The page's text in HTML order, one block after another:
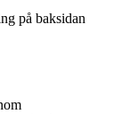
på baksidan